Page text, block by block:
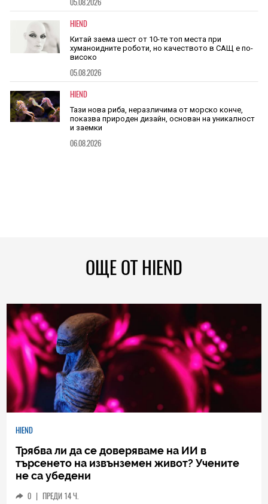
HIEND
Китай заема шест от 10-те топ места при
хуманоидните роботи, но качеството в САЩ е по-
високо
05.08.2026
HIEND
Тази нова риба, неразличима от морско конче,
показва природен дизайн, основан на уникалност
и заемки
06.08.2026
ОЩЕ ОТ HIEND
HIEND
Трябва ли да се доверяваме на ИИ в
търсенето на извънземен живот? Учените
не са убедени
0 | ПРЕДИ 14 Ч.